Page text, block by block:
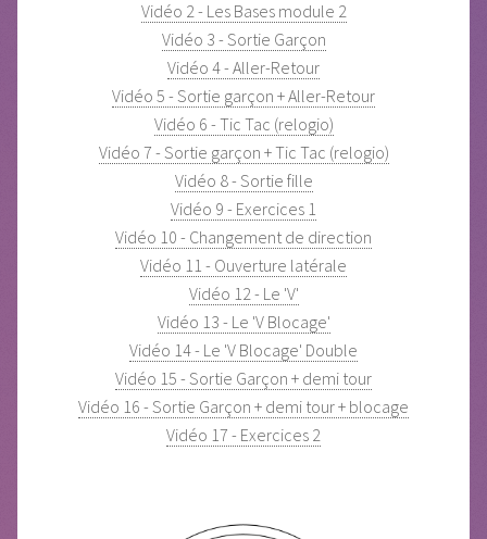
Vidéo 2 - Les Bases module 2
Vidéo 3 - Sortie Garçon
Vidéo 4 - Aller-Retour
Vidéo 5 - Sortie garçon + Aller-Retour
Vidéo 6 - Tic Tac (relogio)
Vidéo 7 - Sortie garçon + Tic Tac (relogio)
Vidéo 8 - Sortie fille
Vidéo 9 - Exercices 1
Vidéo 10 - Changement de direction
Vidéo 11 - Ouverture latérale
Vidéo 12 - Le 'V'
Vidéo 13 - Le 'V Blocage'
Vidéo 14 - Le 'V Blocage' Double
Vidéo 15 - Sortie Garçon + demi tour
Vidéo 16 - Sortie Garçon + demi tour + blocage
Vidéo 17 - Exercices 2